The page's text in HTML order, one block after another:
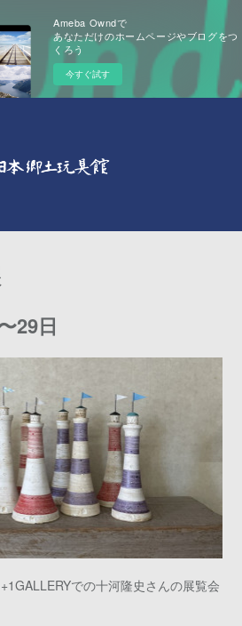
Ameba Owndで
あなただけのホームページやブログをつ
くろう
今すぐ試す
29日
での十河隆史さんの展覧会